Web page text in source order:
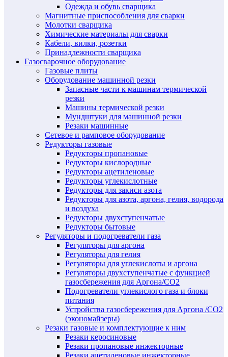
Одежда и обувь сварщика
Магнитные приспособления для сварки
Молотки сварщика
Химические материалы для сварки
Кабели, вилки, розетки
Принадлежности сварщика
Газосварочное оборудование
Газовые плиты
Оборудование машинной резки
Запасные части к машинам термической
резки
Машины термической резки
Мундштуки для машинной резки
Резаки машинные
Сетевое и рамповое оборудование
Редукторы газовые
Редукторы пропановые
Редукторы кислородные
Редукторы ацетиленовые
Редукторы углекислотные
Редукторы для закиси азота
Редукторы для азота, аргона, гелия, водорода
и воздуха
Редукторы двухступенчатые
Редукторы бытовые
Регуляторы и подогреватели газа
Регуляторы для аргона
Регуляторы для гелия
Регуляторы для углекислоты и аргона
Регуляторы двухступенчатые c функцией
газосбережения для Аргона/СО2
Подогреватели углекислого газа и блоки
питания
Устройства газосбережения для Аргона /СО2
(экономайзеры)
Резаки газовые и комплектующие к ним
Резаки керосиновые
Резаки пропановые инжекторные
Резаки ацетиленовые инжекторные